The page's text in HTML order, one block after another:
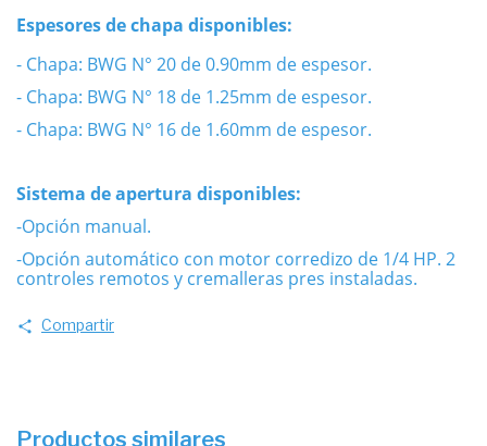
Espesores de chapa disponibles:
- Chapa: BWG N° 20 de 0.90mm de espesor.
- Chapa: BWG N° 18 de 1.25mm de espesor.
- Chapa: BWG N° 16 de 1.60mm de espesor.
Sistema de apertura disponibles:
-Opción manual.
-Opción automático con motor corredizo de 1/4 HP. 2
controles remotos y cremalleras pres instaladas.
Compartir
Productos similares